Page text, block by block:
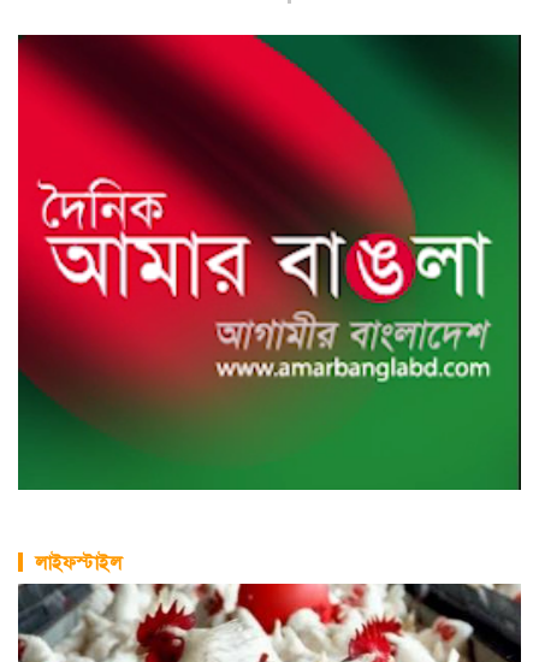
লাইফস্টাইল